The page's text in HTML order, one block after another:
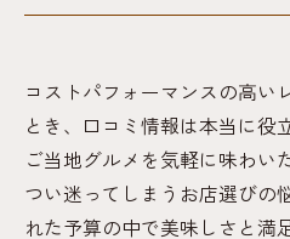
コストパフォーマンスの高い
とき、口コミ情報は本当に役
ご当地グルメを気軽に味わい
つい迷ってしまうお店選びの
れた予算の中で美味しさと満